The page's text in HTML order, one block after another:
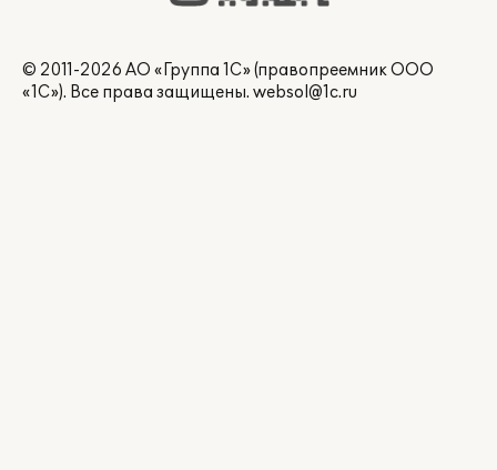
© 2011-2026 АО «Группа 1С» (правопреемник ООО
«1С»). Все права защищены. websol@1c.ru